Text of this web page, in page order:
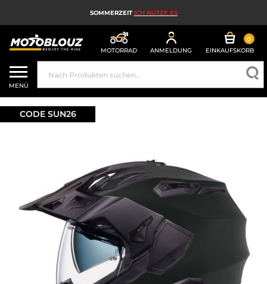
SOMMERZEIT ICH NUTZE ES
MOTORRAD ANMELDUNG
0
EINKAUFSKORB
MOTORRADHELM
MOTORRADAUSRÜSTUNG FÜR HERREN
MOTORRADAUSRÜSTUNG FÜR DAMEN
HIGH-TECH-MOTORRAD
MOTORRAD-AIRBAG
MOTORRADTEILE UND WERKZEUGE
MOTORRADZUBEHÖR
MOTORRADGEPÄCK
MENÜ
CODE SUN26